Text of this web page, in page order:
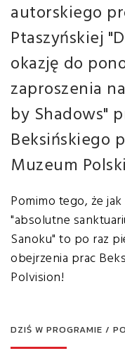
autorskiego
Ptaszyńskiej
okazję do
zaproszenia
by Shadows"
Beksińskiego
Muzeum
Pomimo tego, że jak
"absolutne
Sanoku" to po raz
obejrzenia prac
Polvision!
DZIŚ W PROGRAMIE /